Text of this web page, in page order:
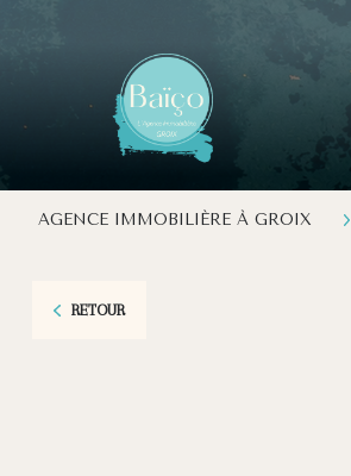
AGENCE IMMOBILIÈRE À GROIX
RETOUR